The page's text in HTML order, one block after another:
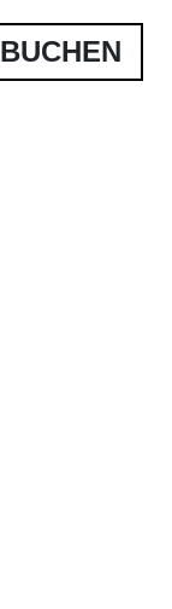
BUCHEN